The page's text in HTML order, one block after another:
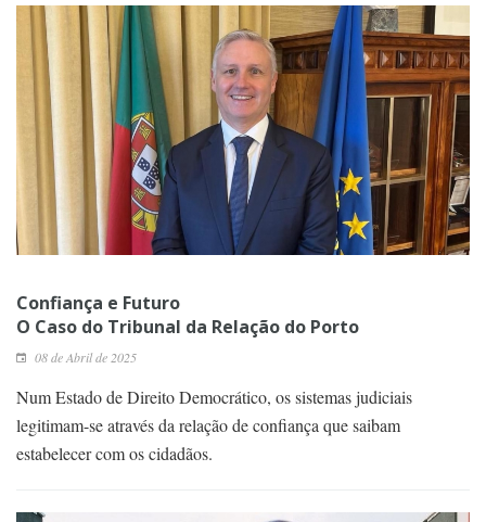
Confiança e Futuro
O Caso do Tribunal da Relação do Porto
08 de Abril de 2025
Num Estado de Direito Democrático, os sistemas judiciais
legitimam-se através da relação de confiança que saibam
estabelecer com os cidadãos.